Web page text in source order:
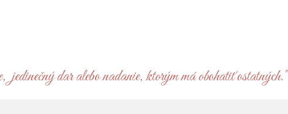
dar alebo nadanie, ktorým má obohatiť ostatných."